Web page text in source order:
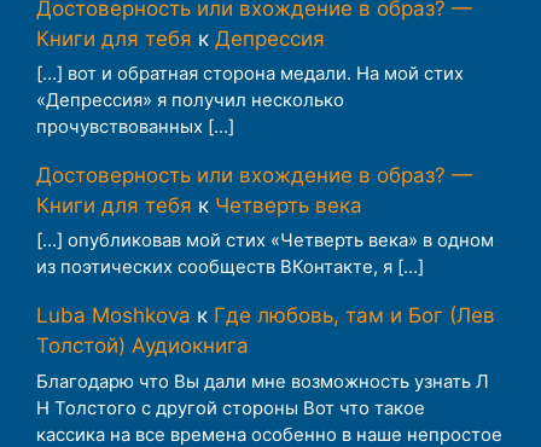
Достоверность или вхождение в образ? —
Книги для тебя к Депрессия
[…] вот и обратная сторона медали. На мой стих
«Депрессия» я получил несколько
прочувствованных […]
Достоверность или вхождение в образ? —
Книги для тебя к Четверть века
[…] опубликовав мой стих «Четверть века» в одном
из поэтических сообществ ВКонтакте, я […]
Luba Moshkova к Где любовь, там и Бог (Лев
Толстой) Аудиокнига
Благодарю что Вы дали мне возможность узнать Л
Н Толстого с другой стороны Вот что такое
кассика на все времена особенно в наше непростое